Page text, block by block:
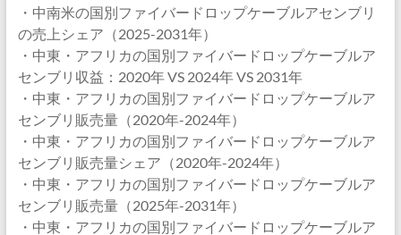
・中南米の国別ファイバードロップケーブルアセンブリ
の売上シェア（2025-2031年）
・中東・アフリカの国別ファイバードロップケーブルア
センブリ収益：2020年 VS 2024年 VS 2031年
・中東・アフリカの国別ファイバードロップケーブルア
センブリ販売量（2020年-2024年）
・中東・アフリカの国別ファイバードロップケーブルア
センブリ販売量シェア（2020年-2024年）
・中東・アフリカの国別ファイバードロップケーブルア
センブリ販売量（2025年-2031年）
・中東・アフリカの国別ファイバードロップケーブルア